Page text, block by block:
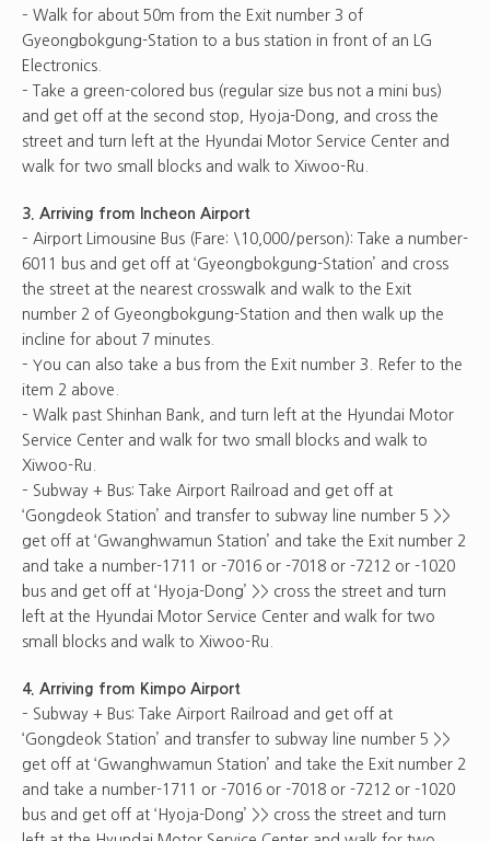
– Walk for about 50m from the Exit number 3 of
Gyeongbokgung-Station to a bus station in front of an LG
Electronics.
– Take a green-colored bus (regular size bus not a mini bus)
and get off at the second stop, Hyoja-Dong, and cross the
street and turn left at the Hyundai Motor Service Center and
walk for two small blocks and walk to Xiwoo-Ru.
3. Arriving from Incheon Airport
– Airport Limousine Bus (Fare: \10,000/person): Take a number-
6011 bus and get off at ‘Gyeongbokgung-Station’ and cross
the street at the nearest crosswalk and walk to the Exit
number 2 of Gyeongbokgung-Station and then walk up the
incline for about 7 minutes.
– You can also take a bus from the Exit number 3. Refer to the
item 2 above.
– Walk past Shinhan Bank, and turn left at the Hyundai Motor
Service Center and walk for two small blocks and walk to
Xiwoo-Ru.
– Subway + Bus: Take Airport Railroad and get off at
‘Gongdeok Station’ and transfer to subway line number 5 >>
get off at ‘Gwanghwamun Station’ and take the Exit number 2
and take a number-1711 or -7016 or -7018 or -7212 or -1020
bus and get off at ‘Hyoja-Dong’ >> cross the street and turn
left at the Hyundai Motor Service Center and walk for two
small blocks and walk to Xiwoo-Ru.
4. Arriving from Kimpo Airport
– Subway + Bus: Take Airport Railroad and get off at
‘Gongdeok Station’ and transfer to subway line number 5 >>
get off at ‘Gwanghwamun Station’ and take the Exit number 2
and take a number-1711 or -7016 or -7018 or -7212 or -1020
bus and get off at ‘Hyoja-Dong’ >> cross the street and turn